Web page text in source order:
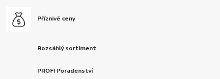
Příznivé ceny
Rozsáhlý sortiment
PROFI Poradenství